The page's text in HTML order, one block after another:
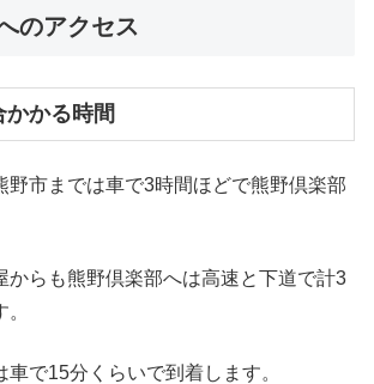
のアクセス
かる時間
野市までは車で3時間ほどで熊野倶楽部
からも熊野倶楽部へは高速と下道で計3
車で15分くらいで到着します。